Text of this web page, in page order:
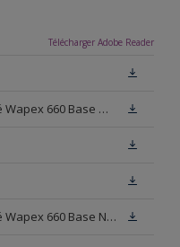
Télécharger Adobe Reader
Fiche de données de sécurité Wapex 660 Base W05
Fiche de données de sécurité Wapex 660 Base N00